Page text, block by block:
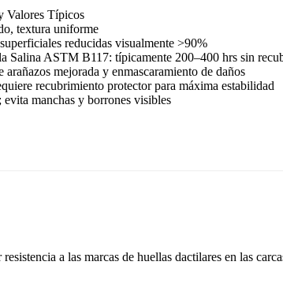
Valores Típicos
textura uniforme
reducidas visualmente >90%
Salina ASTM B117: típicamente 200–400 hrs sin
arañazos mejorada y enmascaramiento de daños
recubrimiento protector para máxima estabilidad
manchas y borrones visibles
a las marcas de huellas dactilares en las